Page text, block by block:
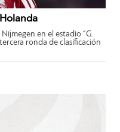
en el estadio “G.
ronda de clasificación